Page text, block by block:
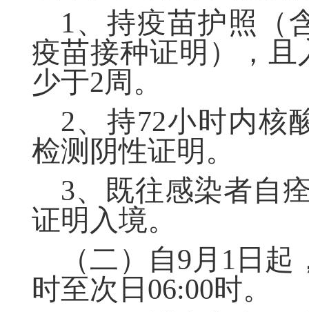
1、持疫苗护照（
疫苗接种证明），
少于2周。
2、持72小时内核
检测阴性证明。
3、
既往感染者自
证明入境。
（二）
自9 月 1 日 起
时至次日 06:00时。